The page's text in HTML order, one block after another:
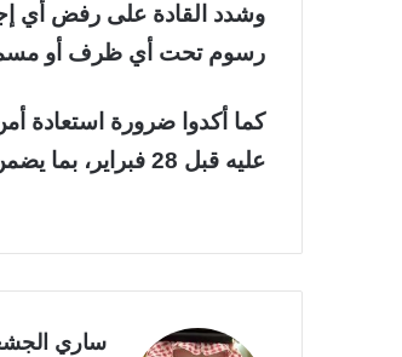
وشدد القادة على رفض أي
رسوم تحت أي ظرف أو
كما أكدوا ضرورة استعادة
عليه قبل 28 فبراير، بما يضمن استقرار الإمدادات وحماية المصالح الدولية.
ساري